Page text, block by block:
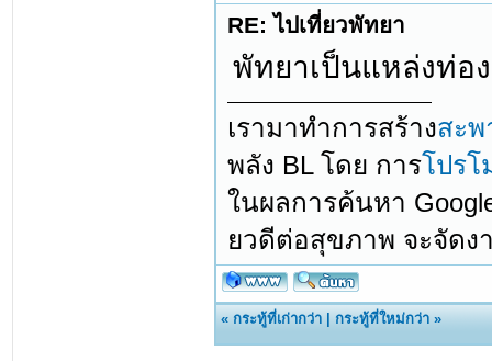
RE: ไปเที่ยวพัทยา
พัทยาเป็นแหล่งท่อ
เรามาทำการสร้างสะ
พลัง BL โดย การโปรโ
ในผลการค้นหา
ยวดีต่อสุขภาพ จะจัดง
«กระทู้ที่เก่ากว่า |กระทู้ที่ใหม่กว่า »